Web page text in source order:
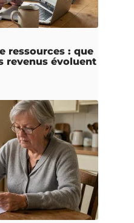
ressources : que
revenus évoluent